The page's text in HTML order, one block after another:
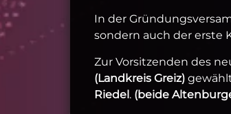
In der
sondern auch der erste
Zur Vorsitzenden des
(Landkreis Greiz)
Riedel . (beide